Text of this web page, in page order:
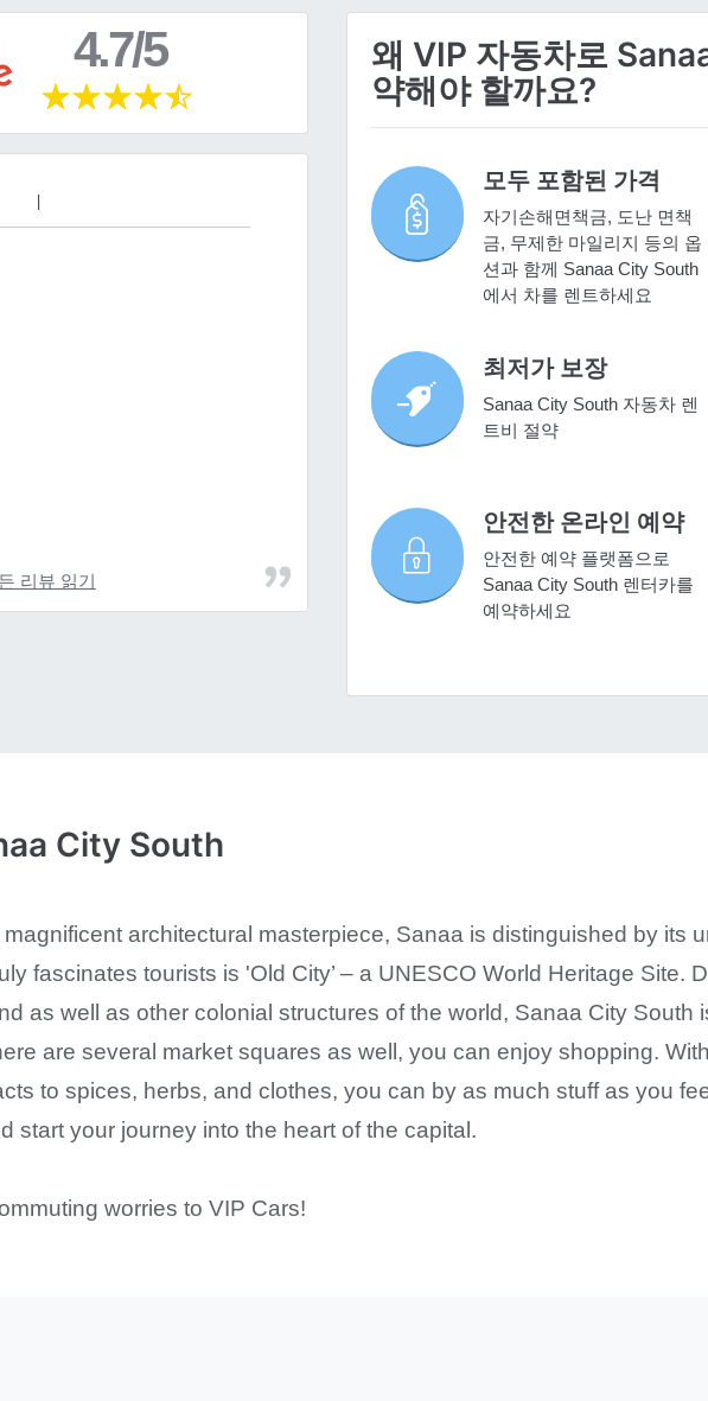
4.7/5
리뷰 읽기
왜 VIP 자동차로
약해야 할까요?
모두 포함된 가격
자기손해면책금, 도난 면책
금, 무제한 마일리지 등의 옵
션과 함께 Sanaa City South
에서 차를 렌트하세요
최저가 보장
Sanaa City South 자동차 렌
트비 절약
안전한 온라인 예약
안전한 예약 플랫폼으로
Sanaa City South 렌터카를
예약하세요
City South
magnificent architectural masterpiece, Sanaa is distinguished by its
fascinates tourists is 'Old City’ – a UNESCO World Heritage Site.
as well as other colonial structures of the world, Sanaa City South
are several market squares as well, you can enjoy shopping.
to spices, herbs, and clothes, you can by as much stuff as you
start your journey into the heart of the capital.
worries to VIP Cars!